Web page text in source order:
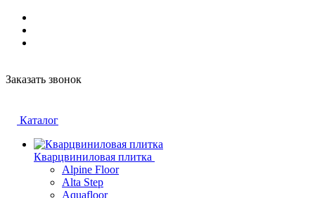
Заказать звонок
Каталог
Кварцвиниловая плитка
Alpine Floor
Alta Step
Aquafloor